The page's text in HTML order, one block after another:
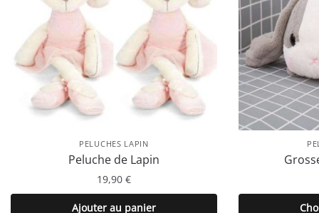
PELUCHES LAPIN
Peluche de Lapin
19,90 €
Ajouter au panier